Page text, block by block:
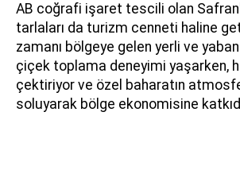
AB coğrafi işaret tescili olan
tarlaları da turizm cenneti haline
zamanı bölgeye gelen yerli ve
çiçek toplama deneyimi yaşarken,
çektiriyor ve özel baharatın
soluyarak bölge ekonomisine